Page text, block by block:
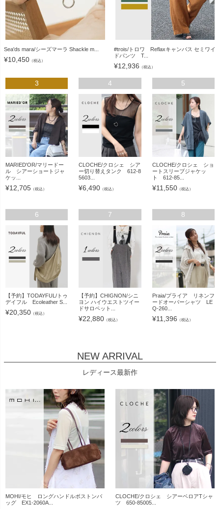
Sea'ds mara/シーズマーラ Shackle m...
¥10,450 （税込）
#trois/トロワ Reflaxキャンバス セミワイ
ドパンツ T...
¥12,936 （税込）
3
MARIED'OR/マリードー
ル シアーショートジャ
ケッ...
¥12,705 （税込）
4
CLOCHE/クロシェ シア
ー切り替えタンク 612-8
5603...
¥6,490 （税込）
5
CLOCHE/クロシェ ショ
ートスリーブジャケッ
ト 612-85...
¥11,550（税込）
6
【予約】TODAYFUL/トゥ
デイフル Ecoleather S...
¥20,350 （税込）
7
【予約】CHIGNON/シニ
ヨン ハイウエストツイー
ドサロペット...
¥22,880 （税込）
8
Praia/プライア リネンフ
ードオーバーシャツ LE
Q-260...
¥11,396 （税込）
NEW ARRIVAL
レディース最新作
MOHI/モヒ ロングハンドルボストンバ
ッグ EX1-2060A...
CLOCHE/クロシェ シアーベロアTシャ
ツ 650-85005...